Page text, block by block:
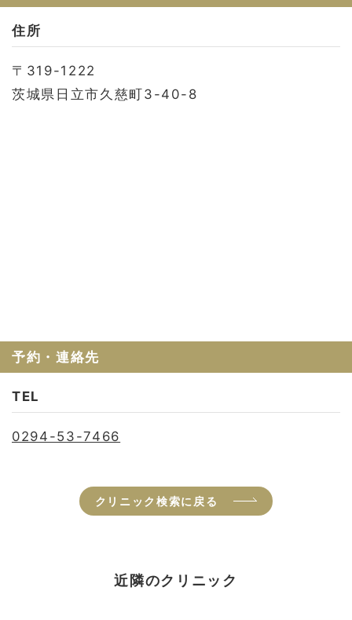
住所
〒319-1222
茨城県日立市久慈町3-40-8
予約・連絡先
TEL
0294-53-7466
クリニック検索に戻る
近隣のクリニック